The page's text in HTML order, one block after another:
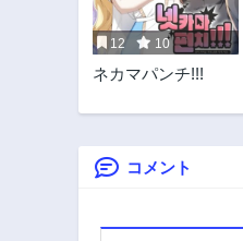
12 10
ネカマパンチ!!!
コメント